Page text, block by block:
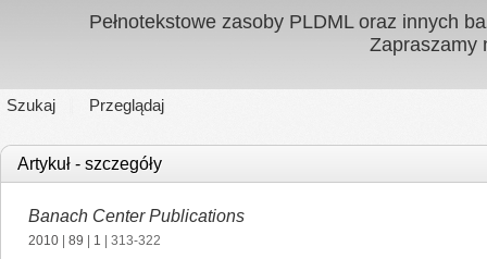
Pełnotekstowe zasoby PLDML oraz innych
Zapraszamy
Szukaj Przeglądaj
Artykuł - szczegóły
Banach Center Publications
2010 89 1 | 313-322